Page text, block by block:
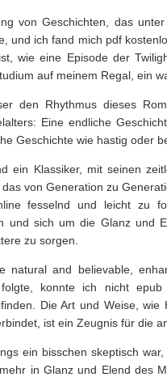
von Geschichten, das
und ich fand mich pdf
wie eine Episode der
auf meinem Regal, ein
den Rhythmus dieses
Eine endliche
Geschichte wie hastig oder
ein Klassiker, mit seinen
von Generation zu
fesselnd und leicht zu
und sich um die Glanz und
zu sorgen.
natural and believable,
konnte ich nicht
Die Art und Weise,
ist ein Zeugnis für die
ein bisschen skeptisch
in Glanz und Elend des